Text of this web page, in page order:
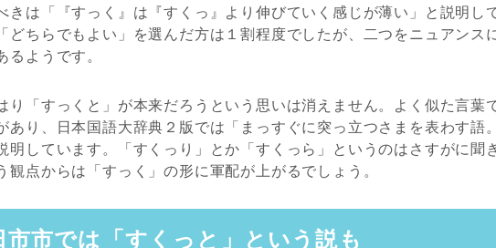
きは「『すっく』は『すくっ』より伸びていく感じが薄い」と説明し
どちらでもよい」を選んだ方は１割程度でしたが、二つをニュアンス
るようです。
り「すっくと」が本来だろうという思いは消えません。よく似た言葉
あり、日本国語大辞典２版では「まっすぐに突っ立つさまを表わす語
明しています。「すくっり」とか「すくっら」というのはさすがに聞
観点からは「すっく」の形に軍配が上がるでしょう。
市市では「すくっと」という説も